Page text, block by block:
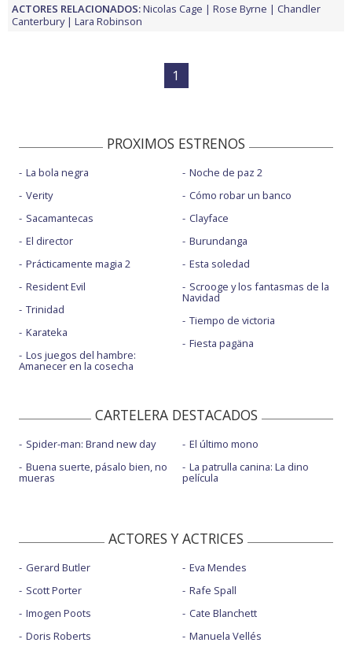
ACTORES RELACIONADOS:Nicolas Cage Rose Byrne
Chandler
Canterbury
Lara Robinson
1
PROXIMOS ESTRENOS
La bola negra
Verity
Sacamantecas
El director
Prácticamente magia 2
Resident Evil
Trinidad
Karateka
Los juegos del hambre:
Amanecer en la cosecha
Noche de paz 2
Cómo robar un banco
Clayface
Burundanga
Esta soledad
Scrooge y los fantasmas de la
Navidad
Tiempo de victoria
Fiesta pagäna
CARTELERA DESTACADOS
Spider-man: Brand new day
Buena suerte, pásalo bien, no
mueras
El último mono
La patrulla canina: La dino
película
ACTORES Y ACTRICES
Gerard Butler
Scott Porter
Imogen Poots
Doris Roberts
Eva Mendes
Rafe Spall
Cate Blanchett
Manuela Vellés